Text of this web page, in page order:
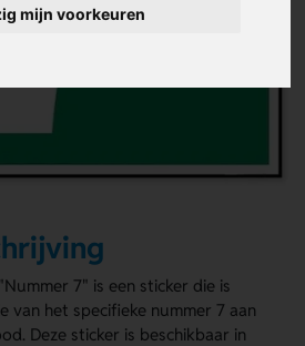
mijn voorkeuren
7" is een sticker die is
van het specifieke nummer 7 aan
Deze sticker is beschikbaar in